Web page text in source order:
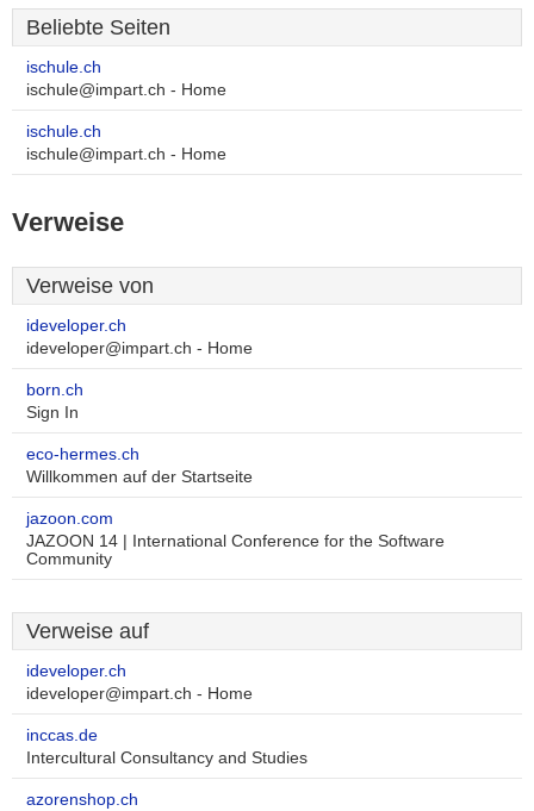
Beliebte Seiten
ischule.ch
ischule@impart.ch - Home
ischule.ch
ischule@impart.ch - Home
Verweise
Verweise von
ideveloper.ch
ideveloper@impart.ch - Home
born.ch
Sign In
eco-hermes.ch
Willkommen auf der Startseite
jazoon.com
JAZOON 14 | International Conference for the Software
Community
Verweise auf
ideveloper.ch
ideveloper@impart.ch - Home
inccas.de
Intercultural Consultancy and Studies
azorenshop.ch